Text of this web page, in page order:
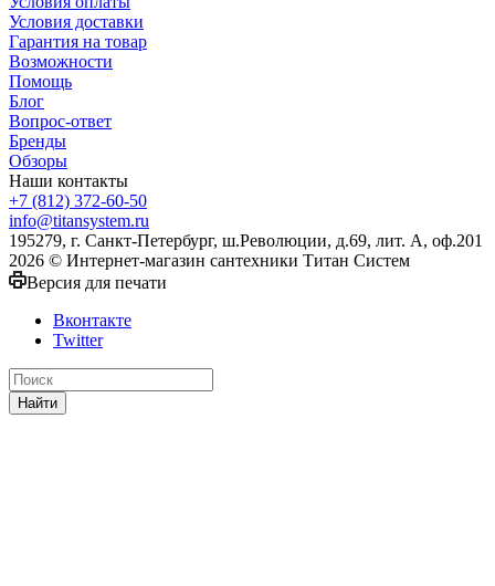
Условия доставки
Гарантия на товар
Возможности
Помощь
Блог
Вопрос-ответ
Бренды
Обзоры
Наши контакты
+7 (812) 372-60-50
info@titansystem.ru
195279, г. Санкт-Петербург, ш.Революции, д.69, лит. А, оф.201
2026 © Интернет-магазин сантехники Титан Систем
Версия для печати
Вконтакте
Twitter
Найти